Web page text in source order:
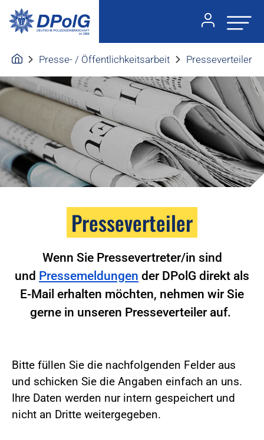
Presse- / Öffentlichkeitsarbeit Presseverteiler
Presseverteiler
Wenn Sie Pressevertreter/in sind
und Pressemeldungen der DPolG direkt als
E-Mail erhalten möchten, nehmen wir Sie
gerne in unseren Presseverteiler auf.
Bitte füllen Sie die nachfolgenden Felder aus
und schicken Sie die Angaben einfach an uns.
Ihre Daten werden nur intern gespeichert und
nicht an Dritte weitergegeben.